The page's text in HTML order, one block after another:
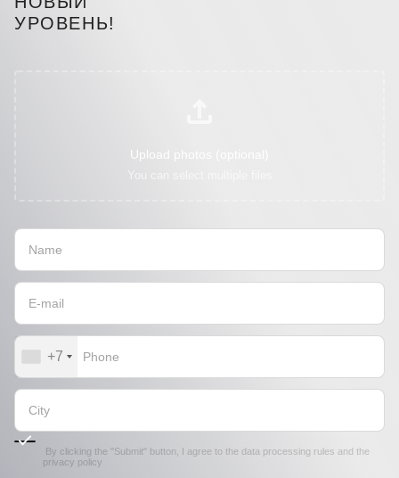
УРОВЕНЬ!
Upload photos (optional)
+7
By clicking the "Submit" button, I agree to the data processing rules and the
privacy policy